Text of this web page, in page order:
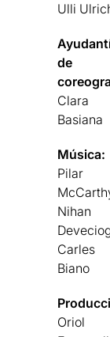
Ulli
de
Clara
Basiana
Música:
Pilar
Nihan
Carles
Biano
Oriol